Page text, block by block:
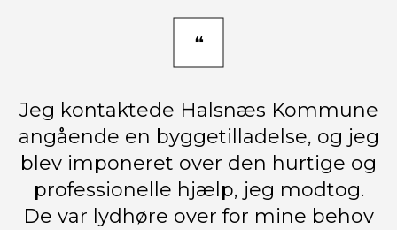
Jeg kontaktede Halsnæs Kommune
angående en byggetilladelse, og jeg
blev imponeret over den hurtige og
professionelle hjælp, jeg modtog.
De var lydhøre over for mine behov